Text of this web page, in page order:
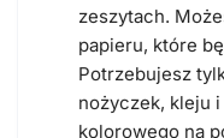
zeszytach.
papieru, które
Potrzebujesz
nożyczek, kleju i
kolorowego na